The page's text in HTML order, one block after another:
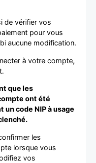
de vérifier vos
pour vous
aucune modification.
à votre compte,
que les
ont été
code NIP à usage
les
lorsque vous
vos